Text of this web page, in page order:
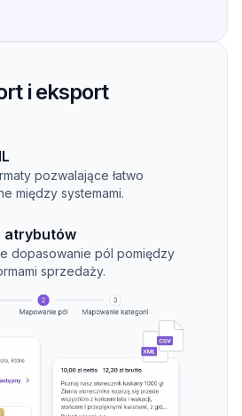
i eksport
pozwalające łatwo
między systemami.
atrybutów
dopasowanie pól pomiędzy
sprzedaży.